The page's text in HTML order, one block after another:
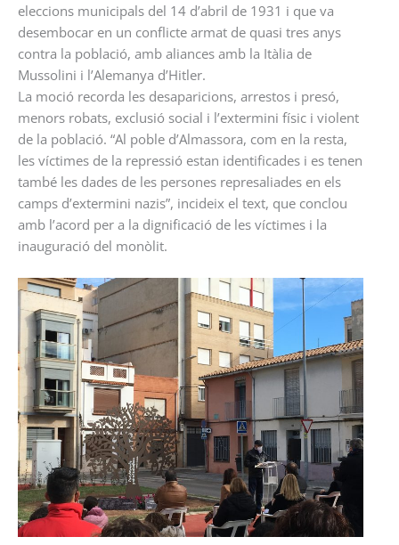
eleccions municipals del 14 d’abril de 1931 i que va
desembocar en un conflicte armat de quasi tres anys
contra la població, amb aliances amb la Itàlia de
Mussolini i l’Alemanya d’Hitler.
La moció recorda les desaparicions, arrestos i presó,
menors robats, exclusió social i l’extermini físic i violent
de la població. “Al poble d’Almassora, com en la resta,
les víctimes de la repressió estan identificades i es tenen
també les dades de les persones represaliades en els
camps d’extermini nazis”, incideix el text, que conclou
amb l’acord per a la dignificació de les víctimes i la
inauguració del monòlit.